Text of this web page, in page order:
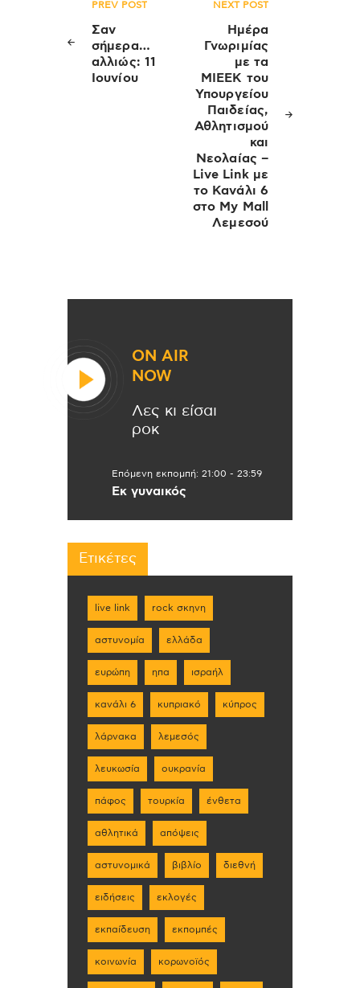
Πλοήγηση
άρθρων
PREV POST
Σαν
σήμερα…
αλλιώς: 11
Ιουνίου
NEXT POST
Ημέρα
Γνωριμίας
με τα
ΜΙΕΕΚ του
Υπουργείου
Παιδείας,
Αθλητισμού
και
Νεολαίας –
Live Link με
το Κανάλι 6
στο My Mall
Λεμεσού
ON AIR
NOW
Λες κι είσαι
ροκ
Επόμενη εκπομπή: 21:00 - 23:59
Εκ γυναικός
Ετικέτες
live link rock σκηνη
αστυνομία ελλάδα
ευρώπη ηπα ισραήλ
κανάλι 6 κυπριακό κύπρος
λάρνακα λεμεσός
λευκωσία ουκρανία
πάφος τουρκία ένθετα
αθλητικά απόψεις
αστυνομικά βιβλίο διεθνή
ειδήσεις εκλογές
εκπαίδευση εκπομπές
κοινωνία κορωνοϊός